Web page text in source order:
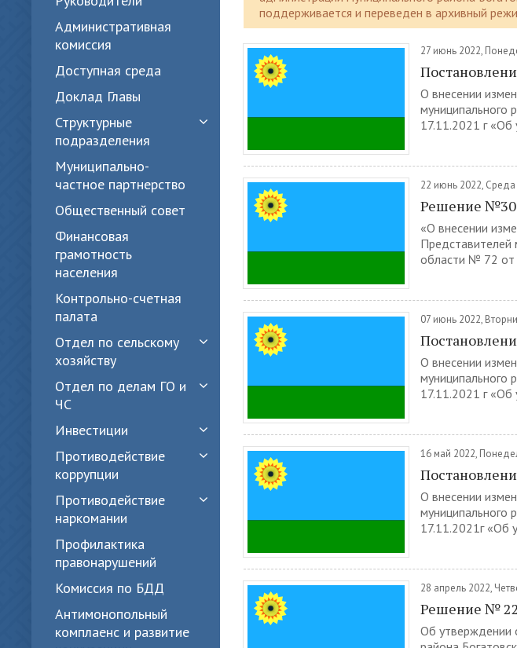
Административная
комиссия
Доступная среда
Доклад Главы
Структурные
подразделения
Муниципально-
частное партнерство
Общественный совет
Финансовая
грамотность
населения
Контрольно-счетная
палата
Отдел по сельскому
хозяйству
Отдел по делам ГО и
ЧС
Инвестиции
Противодействие
коррупции
Противодействие
наркомании
Профилактика
правонарушений
Комиссия по БДД
Антимонопольный
комплаенс и развитие
поддерживается и переведен в архивный
27 июнь 2022,
О внесении
муниципального
17.11.2021 г «Об
22 июнь 2022, Среда
Решение №30
«О внесении
Представителей
области № 72 от
07 июнь 2022,
О внесении
муниципального
17.11.2021 г «Об
16 май 2022,
О внесении
муниципального
17.11.2021г «Об
28 апрель 2022,
Решение № 22
Об утверждении